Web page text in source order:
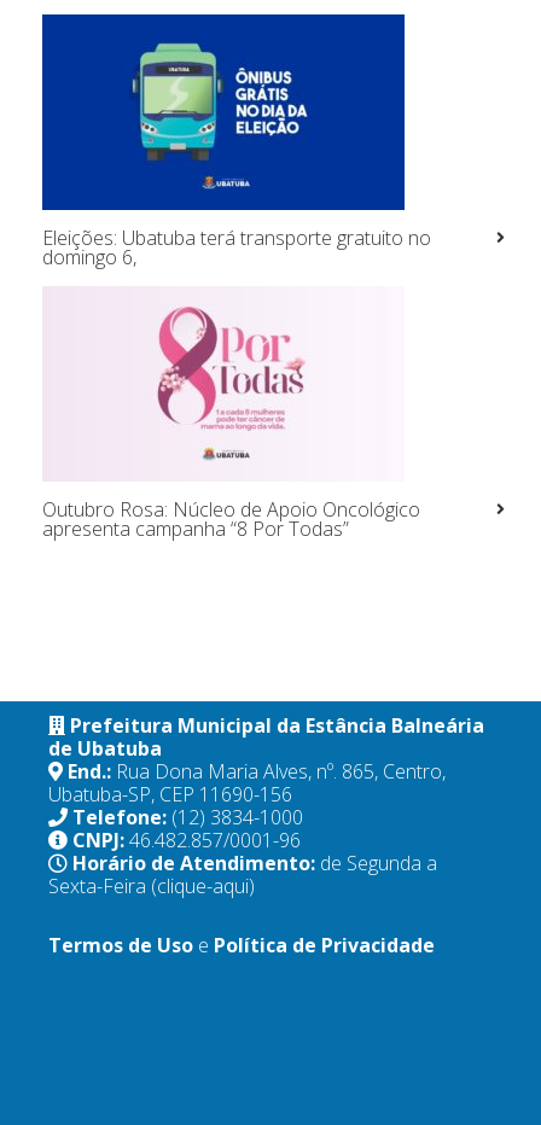
Eleições: Ubatuba terá transporte gratuito no
domingo 6,
Outubro Rosa: Núcleo de Apoio Oncológico
apresenta campanha “8 Por Todas”
Prefeitura Municipal da Estância Balneária
de Ubatuba
End.: Rua Dona Maria Alves, nº. 865, Centro,
Ubatuba-SP, CEP 11690-156
Telefone: (12) 3834-1000
CNPJ:46.482.857/0001-96
Horário de Atendimento: de Segunda a
Sexta-Feira (clique-aqui)
Termos de Uso e Política de Privacidade